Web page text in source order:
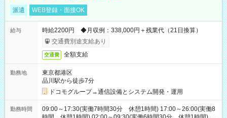
派遣 WEB登録・面接OK
給与
時給2200円 ◆月収例：338,000円＋残業代（21日換算）
交通費別途支給あり
交通費 全額支給
勤務地
東京都港区
品川駅から徒歩7分
ドコモグループ→通信設備とシステム開発・運用
勤務時間
09:00～17:30(実働7時間30分 休憩1時間) 17:00～26:00(実働8